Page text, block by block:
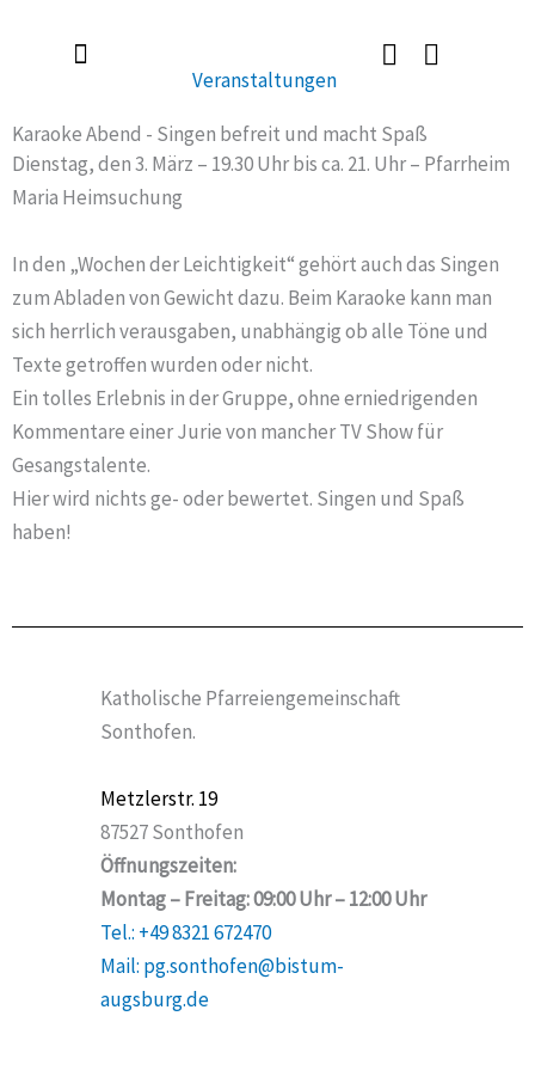
Veranstaltungen
Karaoke Abend - Singen befreit und macht Spaß
Dienstag, den 3. März – 19.30 Uhr bis ca. 21. Uhr – Pfarrheim
Maria Heimsuchung
In den „Wochen der Leichtigkeit“ gehört auch das Singen
zum Abladen von Gewicht dazu. Beim Karaoke kann man
sich herrlich verausgaben, unabhängig ob alle Töne und
Texte getroffen wurden oder nicht.
Ein tolles Erlebnis in der Gruppe, ohne erniedrigenden
Kommentare einer Jurie von mancher TV Show für
Gesangstalente.
Hier wird nichts ge- oder bewertet. Singen und Spaß
haben!
Katholische Pfarreiengemeinschaft
Sonthofen.
Metzlerstr. 19
87527 Sonthofen
Öffnungszeiten:
Montag – Freitag: 09:00 Uhr – 12:00 Uhr
Tel.: +49 8321 672470
Mail: pg.sonthofen@bistum-
augsburg.de